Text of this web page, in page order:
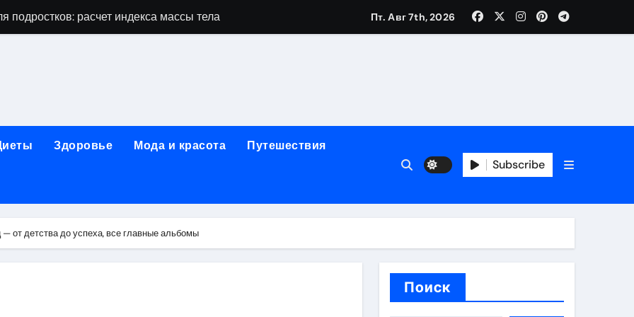
подростков: расчет индекса массы тела и ориентиры по возрасту, росту и полу
процедур и показания к лечению
неопределённость устойчивости в условиях неопределённости
региона: современные подходы, показания и риски
в салонах красоты
и сибирским городом: варианты маршрутов, тарифы и советы по планированию поездки
Пт. Авг 7th, 2026
Здоровье Мода и красота Путешествия
Subscribe
от детства до успеха, все главные альбомы
Поиск